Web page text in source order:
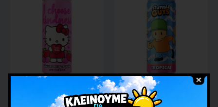
XYMOI/ΠΟΤΑ
HELLO KITTY STRAWB-APPLE CAN
XYMOI/ΠΟΤΑ